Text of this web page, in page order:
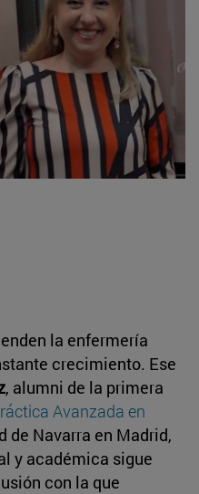
la enfermería
crecimiento. Ese
, alumni de la primera
Avanzada en
de Navarra en Madrid,
y académica sigue
con la que